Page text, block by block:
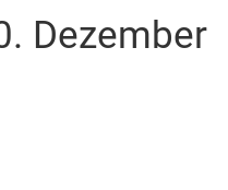
Dezember